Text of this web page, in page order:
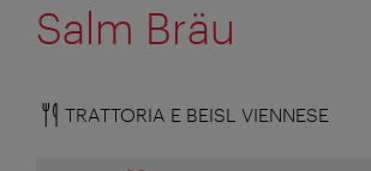
Salm Bräu
TRATTORIA E BEISL VIENNESE